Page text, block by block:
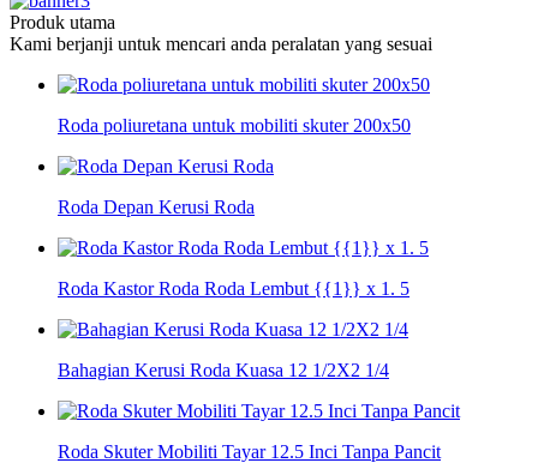
Produk utama
Kami berjanji untuk mencari anda peralatan yang sesuai
Roda poliuretana untuk mobiliti skuter 200x50
Roda Depan Kerusi Roda
Roda Kastor Roda Roda Lembut {{1}} x 1. 5
Bahagian Kerusi Roda Kuasa 12 1/2X2 1/4
Roda Skuter Mobiliti Tayar 12.5 Inci Tanpa Pancit